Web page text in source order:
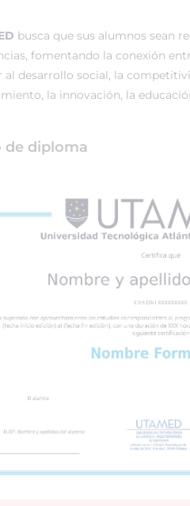
busca que sus alumnos sean
fomentando la conexión
desarrollo social, la
la innovación, la
de diploma